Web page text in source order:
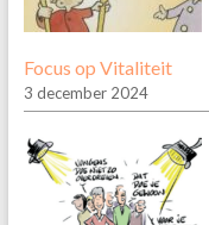
Focus op Vitaliteit
3 december 2024